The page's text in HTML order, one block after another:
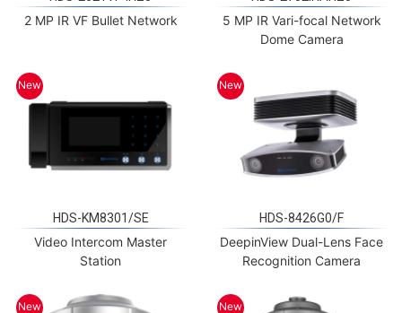
2 MP IR VF Bullet Network
5 MP IR Vari-focal Network
Dome Camera
New
Video Intercom Master
Station
New
DeepinView Dual-Lens Face
Recognition Camera
New New